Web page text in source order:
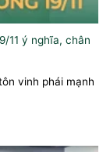
11 ý nghĩa, chân
vinh phái mạnh